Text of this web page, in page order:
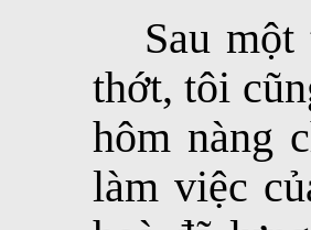
Sau
thớt, tôi
hôm nàng
làm việc